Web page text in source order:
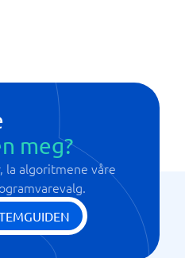
meg?
la algoritmene våre